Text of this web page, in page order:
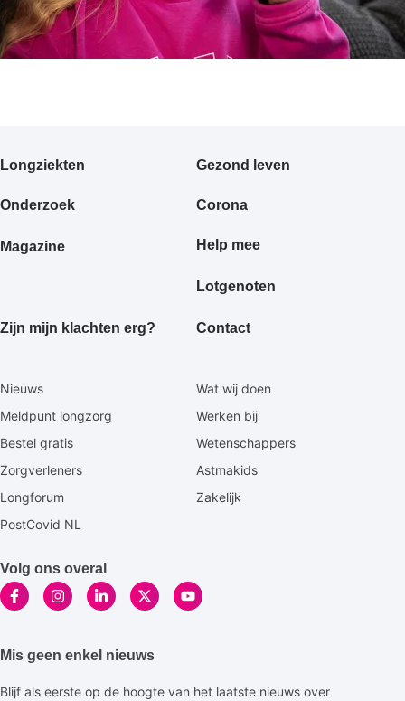
Primair
Longziekten Gezond leven
Onderzoek Corona
Magazine Help mee
Lotgenoten
Zijn mijn klachten erg? Contact
Secundaire
Nieuws
Wat wij doen
Meldpunt longzorg
Werken bij
Bestel gratis
Wetenschappers
Zorgverleners
Astmakids
Longforum
Zakelijk
PostCovid NL
Volg ons overal
Mis geen enkel nieuws
Blijf als eerste op de hoogte van het laatste nieuws over